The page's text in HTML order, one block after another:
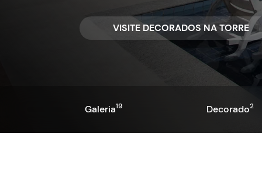
VISITE DECORADOS NA TORRE
Galeria19 Decorado2